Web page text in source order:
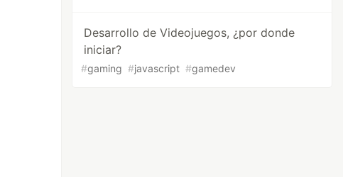
Desarrollo de Videojuegos, ¿por donde
iniciar?
#gaming #javascript #gamedev